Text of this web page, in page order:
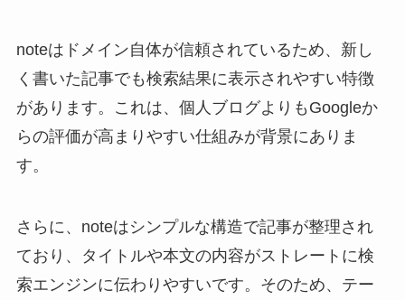
noteはドメイン自体が信頼されているため、新し
く書いた記事でも検索結果に表示されやすい特徴
があります。これは、個人ブログよりもGoogleか
らの評価が高まりやすい仕組みが背景にありま
す。
さらに、noteはシンプルな構造で記事が整理され
ており、タイトルや本文の内容がストレートに検
索エンジンに伝わりやすいです。そのため、テー